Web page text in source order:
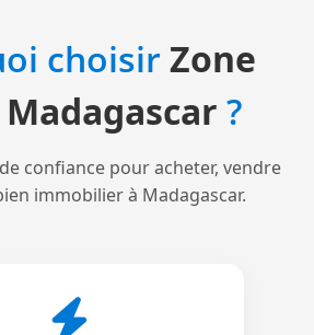
choisirZone
?
confiance pour acheter, vendre
immobilier à Madagascar.